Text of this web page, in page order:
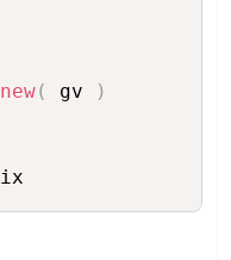
new( gv )